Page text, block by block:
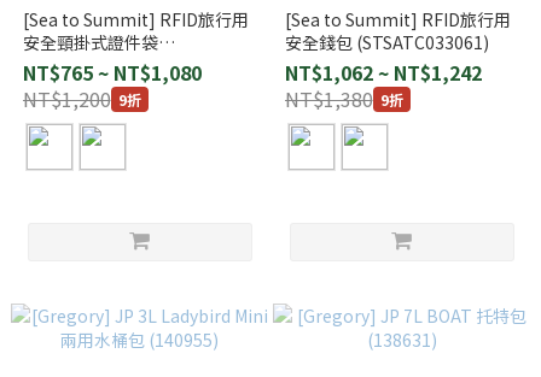
[Sea to Summit] RFID旅行用
安全頸掛式證件袋
(STSATC033071)
NT$765 ~ NT$1,080
NT$1,200 9折
[Sea to Summit] RFID旅行用
安全錢包 (STSATC033061)
NT$1,062 ~ NT$1,242
NT$1,380 9折